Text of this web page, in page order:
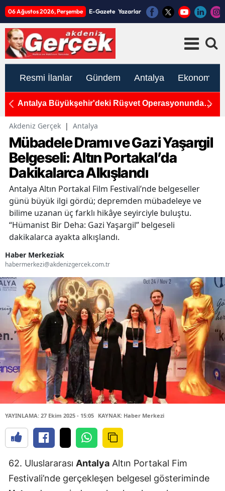
06 Ağustos 2026, Perşembe E-Gazete Yazarlar
Resmi İlanlar Gündem Antalya Ekonomi
Antalya Büyükşehir'deki Rüşvet Operasyonunda
Akdeniz Gerçek | Antalya
Mübadele Dramı ve Gazi Yaşargil
Belgeseli: Altın Portakal’da
Dakikalarca Alkışlandı
Antalya Altın Portakal Film Festivali’nde belgeseller
günü büyük ilgi gördü; depremden mübadeleye ve
bilime uzanan üç farklı hikâye seyirciyle buluştu.
“Hümanist Bir Deha: Gazi Yaşargil” belgeseli
dakikalarca ayakta alkışlandı.
Haber Merkeziak
habermerkezi@akdenizgercek.com.tr
YAYINLAMA: 27 Ekim 2025 - 15:05 KAYNAK: Haber Merkezi
62. Uluslararası Antalya Altın Portakal Fim
Festivali’nde gerçekleşen belgesel gösteriminde